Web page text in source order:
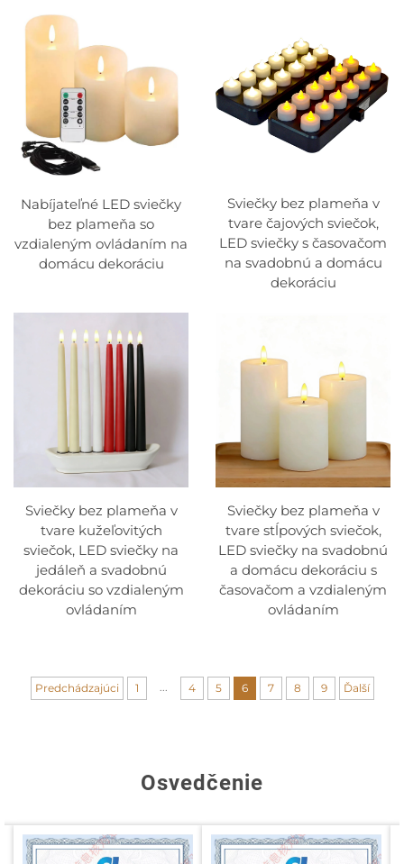
Nabíjateľné LED sviečky
bez plameňa so
vzdialeným ovládaním na
domácu dekoráciu
Sviečky bez plameňa v
tvare čajových sviečok,
LED sviečky s časovačom
na svadobnú a domácu
dekoráciu
Sviečky bez plameňa v
tvare kužeľovitých
sviečok, LED sviečky na
jedáleň a svadobnú
dekoráciu so vzdialeným
ovládaním
Sviečky bez plameňa v
tvare stĺpových sviečok,
LED sviečky na svadobnú
a domácu dekoráciu s
časovačom a vzdialeným
ovládaním
Predchádzajúci 1 4 5 6 7 8 9 Ďalší
Osvedčenie